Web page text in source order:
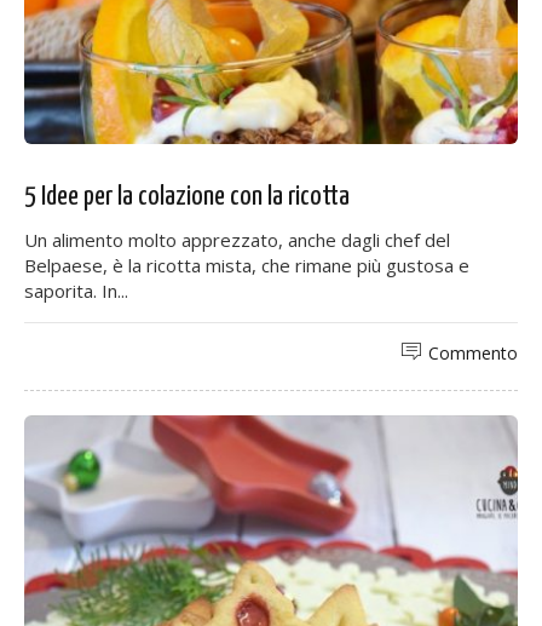
5 Idee per la colazione con la ricotta
Un alimento molto apprezzato, anche dagli chef del
Belpaese, è la ricotta mista, che rimane più gustosa e
saporita. In...
Commento